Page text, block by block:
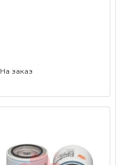
На заказ